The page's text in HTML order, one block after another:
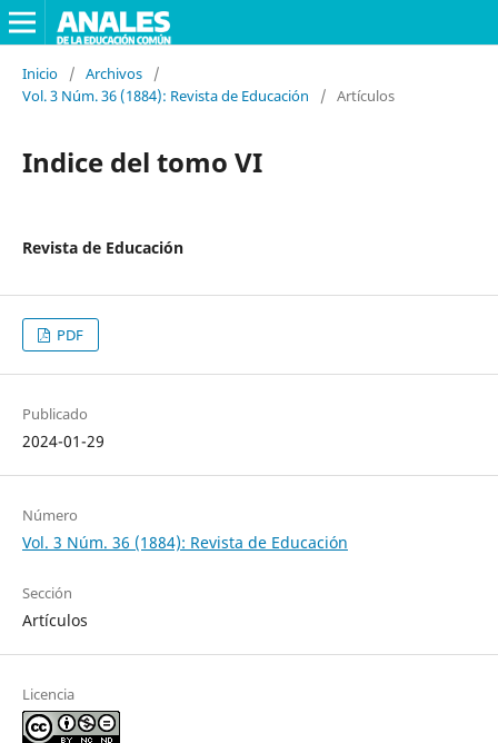
Inicio / Archivos
/
Vol. 3 Núm. 36 (1884): Revista de Educación
/ Artículos
Indice del tomo VI
Revista de Educación
PDF
Publicado
2024-01-29
Número
Vol. 3 Núm. 36 (1884): Revista de Educación
Sección
Artículos
Licencia